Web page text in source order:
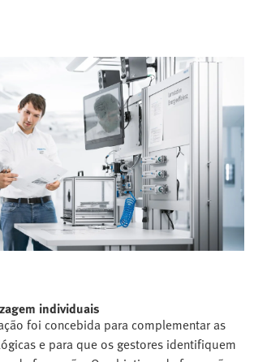
individuais
foi concebida para complementar as
e para que os gestores identifiquem